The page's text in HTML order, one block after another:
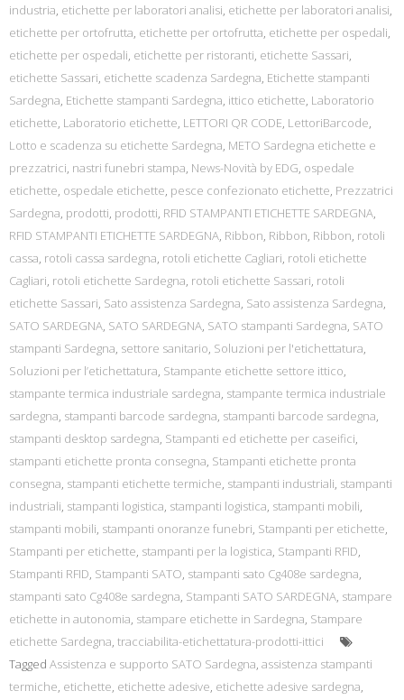
industria, etichette per laboratori analisi, etichette per laboratori analisi,
etichette per ortofrutta, etichette per ortofrutta, etichette per ospedali,
etichette per ospedali, etichette per ristoranti, etichette Sassari,
etichette Sassari, etichette scadenza Sardegna, Etichette stampanti
Sardegna, Etichette stampanti Sardegna, ittico etichette, Laboratorio
etichette, Laboratorio etichette, LETTORI QR CODE, LettoriBarcode,
Lotto e scadenza su etichette Sardegna, METO Sardegna etichette e
prezzatrici, nastri funebri stampa, News-Novità by EDG, ospedale
etichette, ospedale etichette, pesce confezionato etichette, Prezzatrici
Sardegna, prodotti, prodotti, RFID STAMPANTI ETICHETTE SARDEGNA,
RFID STAMPANTI ETICHETTE SARDEGNA, Ribbon, Ribbon, Ribbon, rotoli
cassa, rotoli cassa sardegna, rotoli etichette Cagliari, rotoli etichette
Cagliari, rotoli etichette Sardegna, rotoli etichette Sassari, rotoli
etichette Sassari, Sato assistenza Sardegna, Sato assistenza Sardegna,
SATO SARDEGNA, SATO SARDEGNA, SATO stampanti Sardegna, SATO
stampanti Sardegna, settore sanitario, Soluzioni per l'etichettatura,
Soluzioni per l’etichettatura, Stampante etichette settore ittico,
stampante termica industriale sardegna, stampante termica industriale
sardegna, stampanti barcode sardegna, stampanti barcode sardegna,
stampanti desktop sardegna, Stampanti ed etichette per caseifici,
stampanti etichette pronta consegna, Stampanti etichette pronta
consegna, stampanti etichette termiche, stampanti industriali, stampanti
industriali, stampanti logistica, stampanti logistica, stampanti mobili,
stampanti mobili, stampanti onoranze funebri, Stampanti per etichette,
Stampanti per etichette, stampanti per la logistica, Stampanti RFID,
Stampanti RFID, Stampanti SATO, stampanti sato Cg408e sardegna,
stampanti sato Cg408e sardegna, Stampanti SATO SARDEGNA, stampare
etichette in autonomia, stampare etichette in Sardegna, Stampare
etichette Sardegna, tracciabilita-etichettatura-prodotti-ittici
Tagged Assistenza e supporto SATO Sardegna, assistenza stampanti
termiche, etichette, etichette adesive, etichette adesive sardegna,